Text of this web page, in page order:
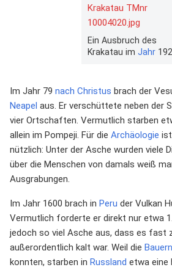
Krakatau TMnr
10004020.jpg
Ein Ausbruch des
Krakatau im Jahr
Im Jahr 79 nach Christus brach der
Neapel aus. Er verschüttete neben der
vier Ortschaften. Vermutlich starben
allein im Pompeji. Für die Archäologie
nützlich: Unter der Asche wurden viele
über die Menschen von damals weiß
Ausgrabungen.
Im Jahr 1600 brach in Peru der Vulkan
Vermutlich forderte er direkt nur etwa
jedoch so viel Asche aus, dass es fast
außerordentlich kalt war. Weil die Bauern
konnten, starben in Russland etwa eine